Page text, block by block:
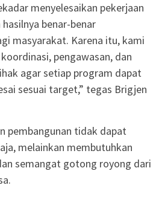
menyelesaikan pekerjaan
benar-benar
masyarakat. Karena itu, kami
pengawasan, dan
agar setiap program dapat
sesuai target,” tegas Brigjen
pembangunan tidak dapat
melainkan membutuhkan
semangat gotong royong dari